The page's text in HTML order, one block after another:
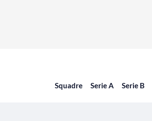
Squadre Serie A Serie B